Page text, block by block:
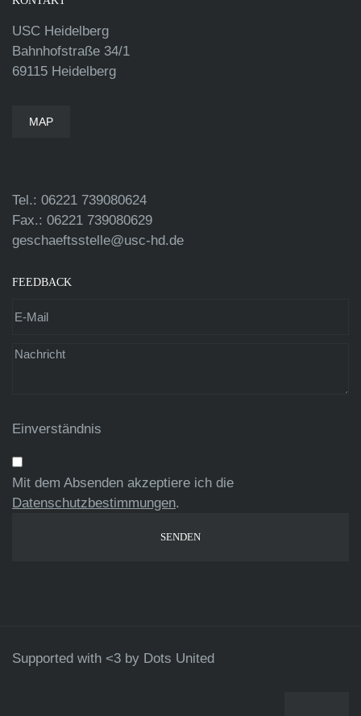
USC Heidelberg
Bahnhofstraße 34/1
69115 Heidelberg
MAP
Tel.: 06221 739080624
Fax.: 06221 739080629
geschaeftsstelle@usc-hd.de
FEEDBACK
Einverständnis
Mit dem Absenden akzeptiere ich die
Datenschutzbestimmungen.
Supported with <3 by Dots United